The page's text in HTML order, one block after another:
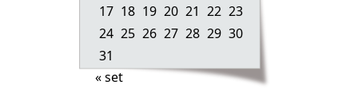
17 18 19 20 21 22 23
24 25 26 27 28 29 30
31
« set